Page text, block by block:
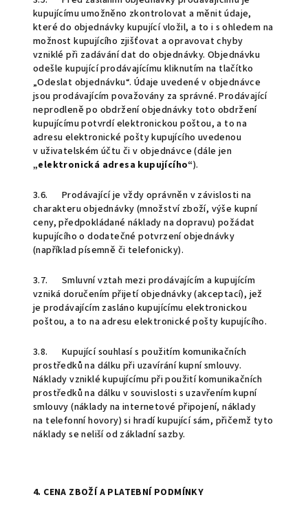
kupujícímu umožněno zkontrolovat a měnit údaje,
které do objednávky kupující vložil, a to i s ohledem na
možnost kupujícího zjišťovat a opravovat chyby
vzniklé při zadávání dat do objednávky. Objednávku
odešle kupující prodávajícímu kliknutím na tlačítko
„Odeslat objednávku“. Údaje uvedené v objednávce
jsou prodávajícím považovány za správné. Prodávající
neprodleně po obdržení objednávky toto obdržení
kupujícímu potvrdí elektronickou poštou, a to na
adresu elektronické pošty kupujícího uvedenou
v uživatelském účtu či v objednávce (dále jen
„elektronická adresa kupujícího“).
3.6. Prodávající je vždy oprávněn v závislosti na
charakteru objednávky (množství zboží, výše kupní
ceny, předpokládané náklady na dopravu) požádat
kupujícího o dodatečné potvrzení objednávky
(například písemně či telefonicky).
3.7. Smluvní vztah mezi prodávajícím a kupujícím
vzniká doručením přijetí objednávky (akceptací), jež
je prodávajícím zasláno kupujícímu elektronickou
poštou, a to na adresu elektronické pošty kupujícího.
3.8. Kupující souhlasí s použitím komunikačních
prostředků na dálku při uzavírání kupní smlouvy.
Náklady vzniklé kupujícímu při použití komunikačních
prostředků na dálku v souvislosti s uzavřením kupní
smlouvy (náklady na internetové připojení, náklady
na telefonní hovory) si hradí kupující sám, přičemž tyto
náklady se neliší od základní sazby.
4. CENA ZBOŽÍ A PLATEBNÍ PODMÍNKY